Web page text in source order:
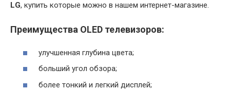
LG, купить которые можно в нашем интернет-магазине.
Преимущества OLED телевизоров:
улучшенная глубина цвета;
больший угол обзора;
более тонкий и легкий дисплей;